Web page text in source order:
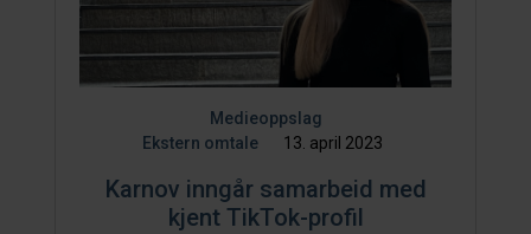
Medieoppslag
Ekstern omtale
13. april 2023
Karnov inngår samarbeid med
kjent TikTok-profil